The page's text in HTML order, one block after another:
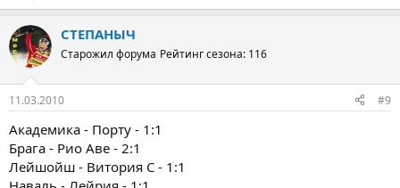
СТЕПАНЫЧ
Старожил форума Рейтинг сезона: 116
11.03.2010 #9
Академика - Порту - 1:1
Брага - Рио Аве - 2:1
Лейшойш - Витория С - 1:1